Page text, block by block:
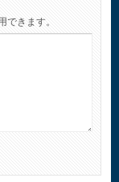
できます。